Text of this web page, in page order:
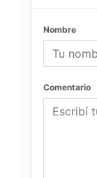
Nombre
Comentario